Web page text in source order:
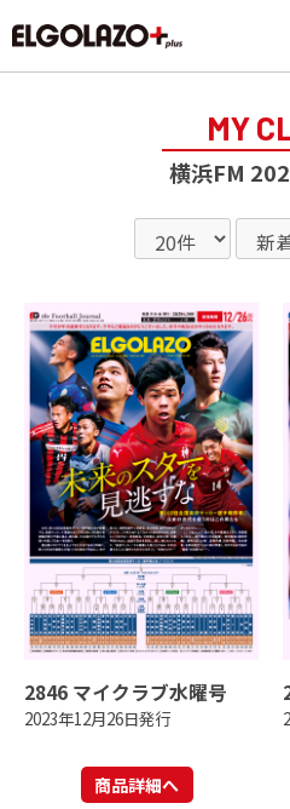
MY
横浜FM
2846 マイクラブ水曜号
2023年12月26日発行
商品詳細へ